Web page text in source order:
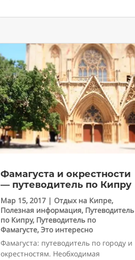
Фамагуста и окрестности
— путеводитель по Кипру
Мар 15, 2017 | Отдых на Кипре,
Полезная информация, Путеводитель
по Кипру, Путеводитель по
Фамагусте,Это интересно
Фамагуста: путеводитель по городу и
окрестностям. Необходимая